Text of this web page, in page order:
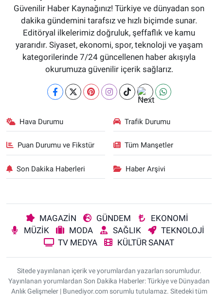
Güvenilir Haber Kaynağınız! Türkiye ve dünyadan son
dakika gündemini tarafsız ve hızlı biçimde sunar.
Editöryal ilkelerimiz doğruluk, şeffaflık ve kamu
yararıdır. Siyaset, ekonomi, spor, teknoloji ve yaşam
kategorilerinde 7/24 güncellenen haber akışıyla
okurumuza güvenilir içerik sağlarız.
Hava Durumu Trafik Durumu
Puan Durumu ve Fikstür Tüm Manşetler
Son Dakika Haberleri Haber Arşivi
MAGAZİN GÜNDEM
EKONOMİ
MÜZİK
MODA SAĞLIK
TEKNOLOJİ
TV MEDYA
KÜLTÜR SANAT
Sitede yayınlanan içerik ve yorumlardan yazarları sorumludur.
Yayınlanan yorumlardan Son Dakika Haberler: Türkiye ve Dünyadan
Anlık Gelişmeler | Bunediyor.com sorumlu tutulamaz. Sitedeki tüm